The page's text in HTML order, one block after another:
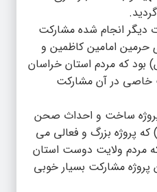
دیگر انجام شده مشارکت
حرمین امامین کاظمین و
که مردم استان خراسان
خاصی در آن مشارکت
ساخت و احداث صحن
پروژه بزرگ و فعالی می
که مردم ولایت دوست استان
پروژه مشارکت بسیار خوبی